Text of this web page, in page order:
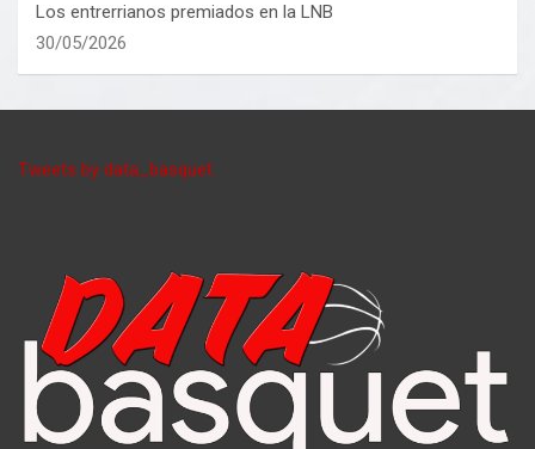
Los entrerrianos premiados en la LNB
30/05/2026
Tweets by data_basquet